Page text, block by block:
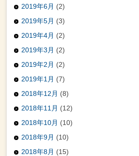
2019年6月 (2)
2019年5月 (3)
2019年4月 (2)
2019年3月 (2)
2019年2月 (2)
2019年1月 (7)
2018年12月 (8)
2018年11月 (12)
2018年10月 (10)
2018年9月 (10)
2018年8月 (15)